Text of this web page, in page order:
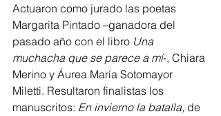
Actuaron como jurado las poetas
Margarita Pintado –ganadora del
pasado año con el libro Una
muchacha que se parece a mí-, Chiara
Merino y Áurea María Sotomayor
Miletti. Resultaron finalistas los
manuscritos: En invierno la batalla, de